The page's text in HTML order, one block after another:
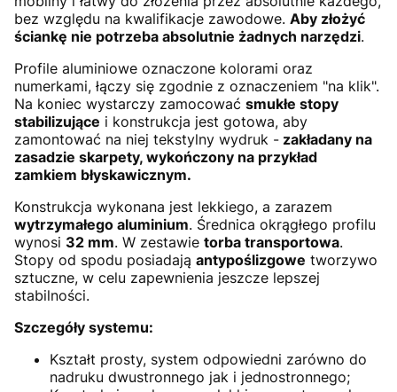
bez względu na kwalifikacje zawodowe. Aby złożyć
ściankę nie potrzeba absolutnie żadnych narzędzi.
Profile aluminiowe oznaczone kolorami oraz
numerkami, łączy się zgodnie z oznaczeniem "na klik".
Na koniec wystarczy zamocować smukłe stopy
stabilizujące i konstrukcja jest gotowa, aby
zamontować na niej tekstylny wydruk - zakładany na
zasadzie skarpety, wykończony na przykład
zamkiem błyskawicznym.
Konstrukcja wykonana jest lekkiego, a zarazem
wytrzymałego aluminium. Średnica okrągłego profilu
wynosi 32 mm. W zestawie torba transportowa.
Stopy od spodu posiadają antypoślizgowe tworzywo
sztuczne, w celu zapewnienia jeszcze lepszej
stabilności.
Szczegóły systemu:
Kształt prosty, system odpowiedni zarówno do
nadruku dwustronnego jak i jednostronnego;